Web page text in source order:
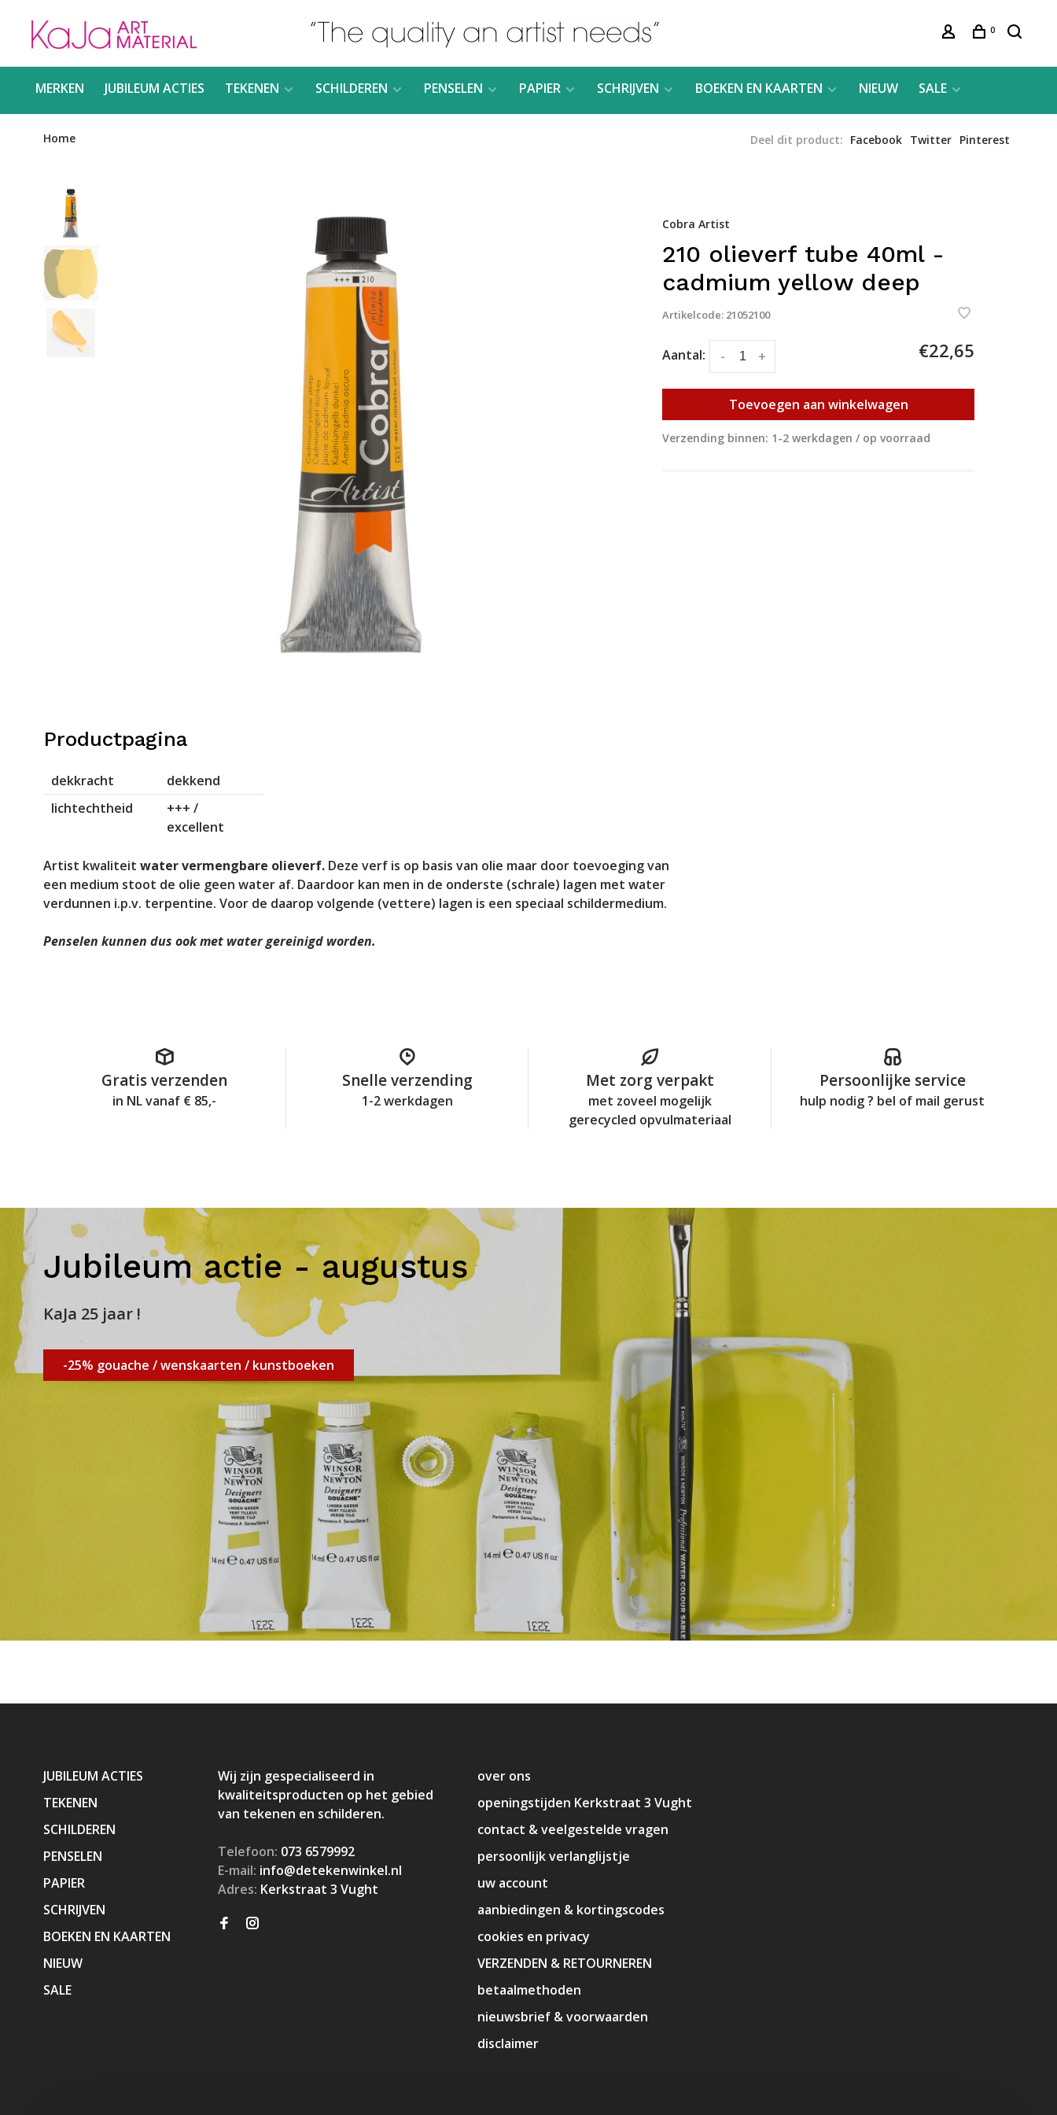
0
MERKEN JUBILEUM ACTIES TEKENEN SCHILDEREN PENSELEN PAPIER SCHRIJVEN BOEKEN EN KAARTEN NIEUW SALE
Home Deel dit product: Facebook Twitter Pinterest
Cobra Artist
210 olieverf tube 40ml -
cadmium yellow deep
Artikelcode: 21052100
Aantal: +
- €22,65
Toevoegen aan winkelwagen
Verzending binnen: 1-2 werkdagen / op voorraad
Productpagina
dekkracht
dekkend
lichtechtheid
+++ /
excellent
Artist kwaliteit water vermengbare olieverf. Deze verf is op basis van olie maar door toevoeging van
een medium stoot de olie geen water af. Daardoor kan men in de onderste (schrale) lagen met water
verdunnen i.p.v. terpentine. Voor de daarop volgende (vettere) lagen is een speciaal schildermedium.
Penselen kunnen dus ook met water gereinigd worden.
Gratis verzenden
in NL vanaf € 85,-
Snelle verzending
1-2 werkdagen
Met zorg verpakt
met zoveel mogelijk
gerecycled opvulmateriaal
Persoonlijke service
hulp nodig ? bel of mail gerust
Jubileum actie - augustus
KaJa 25 jaar !
-25% gouache / wenskaarten / kunstboeken
JUBILEUM ACTIES
TEKENEN
SCHILDEREN
PENSELEN
PAPIER
SCHRIJVEN
BOEKEN EN KAARTEN
NIEUW
SALE
Wij zijn gespecialiseerd in
kwaliteitsproducten op het gebied
van tekenen en schilderen.
Telefoon: 073 6579992
E-mail: info@detekenwinkel.nl
Adres: Kerkstraat 3 Vught
over ons
openingstijden Kerkstraat 3 Vught
contact & veelgestelde vragen
persoonlijk verlanglijstje
uw account
aanbiedingen & kortingscodes
cookies en privacy
VERZENDEN & RETOURNEREN
betaalmethoden
nieuwsbrief & voorwaarden
disclaimer